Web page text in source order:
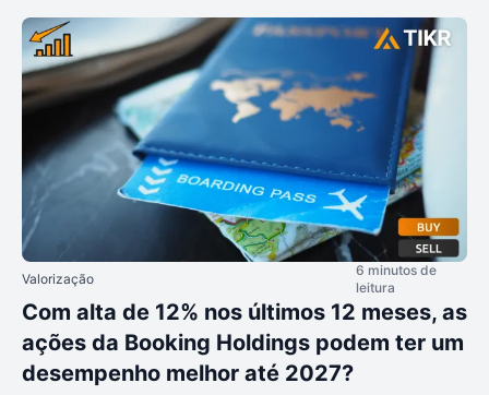
Valorização
6 minutos de
leitura
Com alta de 12% nos últimos 12 meses, as
ações da Booking Holdings podem ter um
desempenho melhor até 2027?